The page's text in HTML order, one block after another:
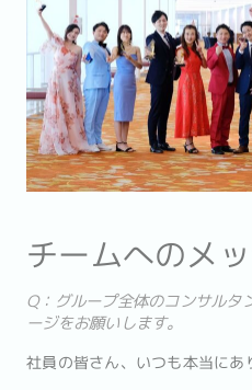
チームへのメ
Q：グループ全体のコンサルタ
ージをお願いします。
社員の皆さん、いつも本当にあ